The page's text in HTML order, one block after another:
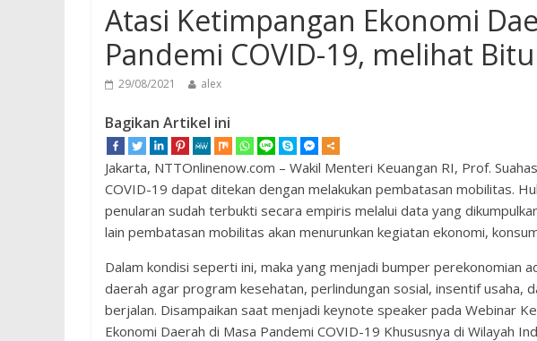
Atasi Ketimpangan Ekonomi
Pandemi COVID-19, melihat
29/08/2021 alex
Bagikan Artikel ini
Jakarta, NTTOnlinenow.com – Wakil Menteri Keuangan RI, Prof.
COVID-19 dapat ditekan dengan melakukan pembatasan mobilitas.
penularan sudah terbukti secara empiris melalui data yang
lain pembatasan mobilitas akan menurunkan kegiatan ekonomi,
Dalam kondisi seperti ini, maka yang menjadi bumper perekonomian
daerah agar program kesehatan, perlindungan sosial, insentif usaha,
berjalan. Disampaikan saat menjadi keynote speaker pada Webinar
Ekonomi Daerah di Masa Pandemi COVID-19 Khususnya di Wilayah